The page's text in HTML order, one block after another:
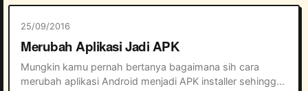
Whats...
25/09/2016
Merubah Aplikasi Jadi APK
Mungkin kamu pernah bertanya bagaimana sih cara
merubah aplikasi Android menjadi APK installer sehingga